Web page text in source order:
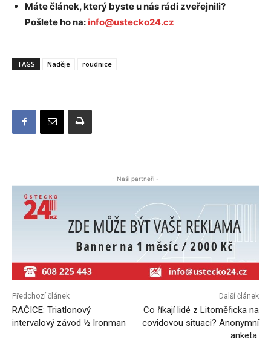
Máte článek, který byste u nás rádi zveřejnili?
Pošlete ho na: info@ustecko24.cz
TAGS Naděje roudnice
- Naši partneři -
Předchozí článek
RAČICE: Triatlonový
intervalový závod ½ Ironman
Další článek
Co říkají lidé z Litoměřicka na
covidovou situaci? Anonymní
anketa.